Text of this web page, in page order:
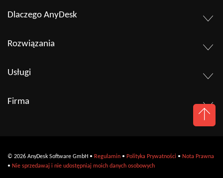
Dlaczego AnyDesk
Rozwiązania
Usługi
Firma
© 2026 AnyDesk Software GmbH • Regulamin • Polityka Prywatności • Nota Prawna
• Nie sprzedawaj i nie udostępniaj moich danych osobowych